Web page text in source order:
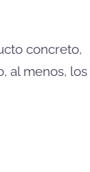
concreto,
al menos, los